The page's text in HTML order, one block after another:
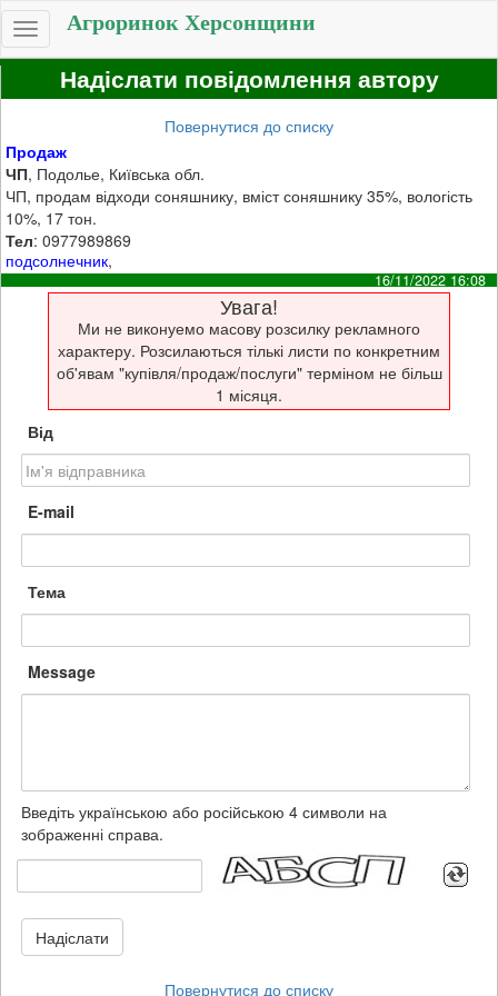
Toggle
navigation
Агроринок Херсонщини
Надіслати повідомлення автору
Повернутися до списку
Продаж
ЧП, Подолье, Київська обл.
ЧП, продам відходи соняшнику, вміст соняшнику 35%, вологість
10%, 17 тон.
Тел: 0977989869
подсолнечник,
16/11/2022 16:08
Увага!
Ми не виконуемо масову розсилку рекламного
характеру. Розсилаються тількі листи по конкретним
об'явам "купівля/продаж/послуги" терміном не більш
1 місяця.
Від
E-mail
Тема
Message
Введіть українською або російською 4 символи на
зображенні справа.
Надіслати
Повернутися до списку